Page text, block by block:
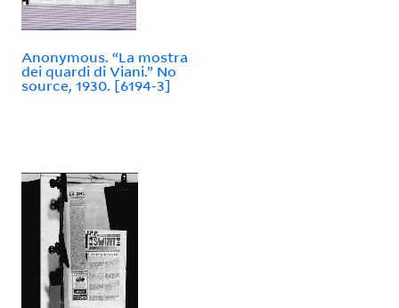
Anonymous. “La mostra
dei quardi di Viani.” No
source, 1930. [6194-3]